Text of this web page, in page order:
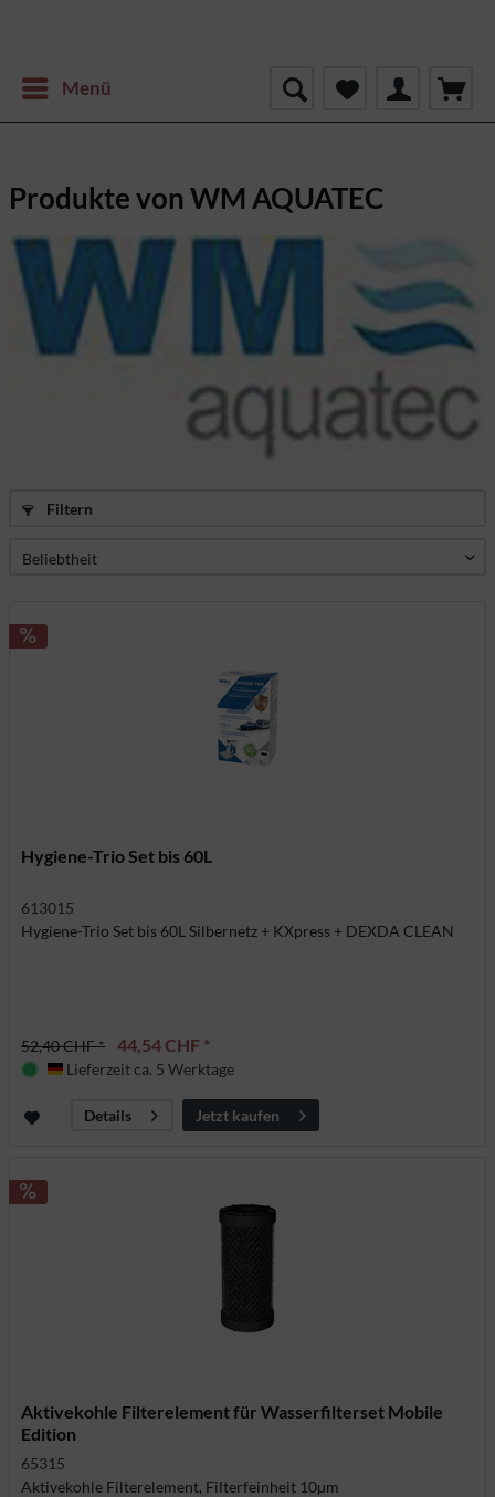
Menü
Produkte von WM AQUATEC
Filtern
Hygiene-Trio Set bis 60L
613015
Hygiene-Trio Set bis 60L Silbernetz + KXpress + DEXDA CLEAN
52,40 CHF * 44,54 CHF *
Deutschland
Lieferzeit ca. 5 Werktage
Details Jetzt kaufen
Aktivekohle Filterelement für Wasserfilterset Mobile
Edition
65315
Aktivekohle Filterelement, Filterfeinheit 10µm